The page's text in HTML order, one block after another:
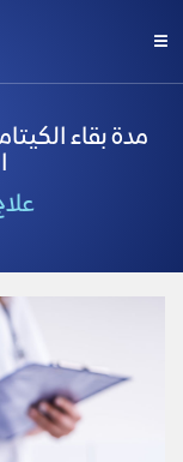
مدة بقاء